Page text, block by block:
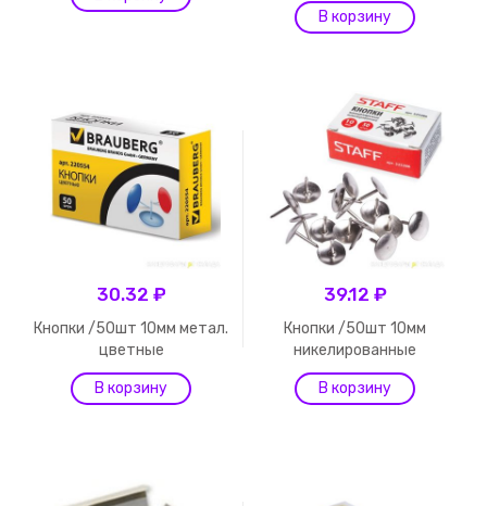
30.32 ₽
Кнопки /50шт 10мм метал.
цветные
39.12 ₽
Кнопки /50шт 10мм
никелированные